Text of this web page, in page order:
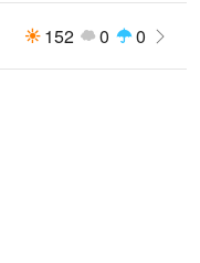
152 0 0